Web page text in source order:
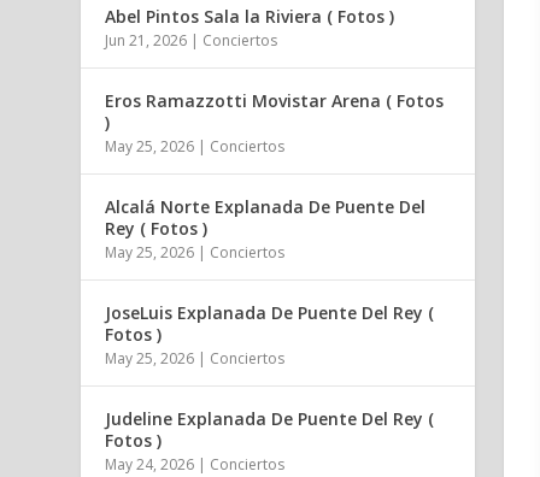
Abel Pintos Sala la Riviera ( Fotos )
Jun 21, 2026 | Conciertos
Eros Ramazzotti Movistar Arena ( Fotos
)
May 25, 2026 | Conciertos
Alcalá Norte Explanada De Puente Del
Rey ( Fotos )
May 25, 2026 | Conciertos
JoseLuis Explanada De Puente Del Rey (
Fotos )
May 25, 2026 | Conciertos
Judeline Explanada De Puente Del Rey (
Fotos )
May 24, 2026 | Conciertos